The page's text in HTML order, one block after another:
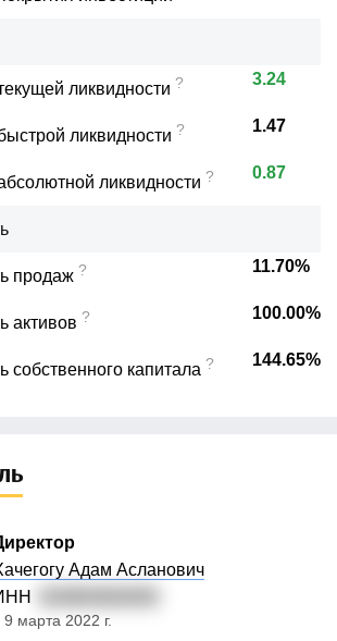
ликвидности ? 3.24
ликвидности ? 1.47
ликвидности ? 0.87
продаж ? 11.70%
активов ? 100.00%
собственного капитала ? 144.65%
Адам Асланович
9 марта 2022 г.